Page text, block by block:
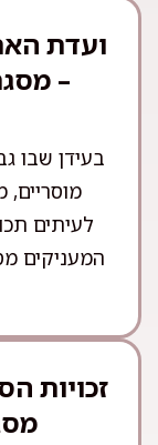
ועדת
–
בעידן שבו
מוסריים,
לעיתים
המעניקים
זכויות